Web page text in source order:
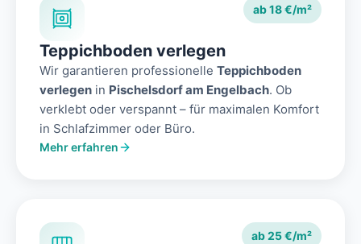
ab 18 €/m²
Teppichboden verlegen
Wir garantieren professionelle Teppichboden
verlegen in Pischelsdorf am Engelbach. Ob
verklebt oder verspannt – für maximalen Komfort
in Schlafzimmer oder Büro.
Mehr erfahren
ab 25 €/m²